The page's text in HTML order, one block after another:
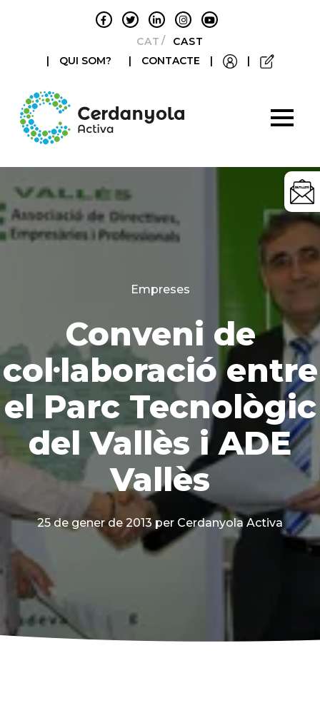
CATALÀCASTELLANO
|
QUI SOM? | CONTACTE | |
Categories
Empreses
Conveni de
col·laboració entre
el Parc Tecnològic
del Vallès i ADE
Vallès
25 de gener de 2013 per Cerdanyola Activa